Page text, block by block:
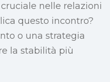
nelle relazioni
questo incontro?
o una strategia
la stabilità più